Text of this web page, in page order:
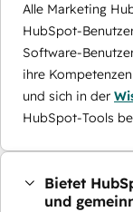
Alle Marketing
HubSpot-
Software-
ihre
und sich in der
HubSpot-Tools
Bietet
und